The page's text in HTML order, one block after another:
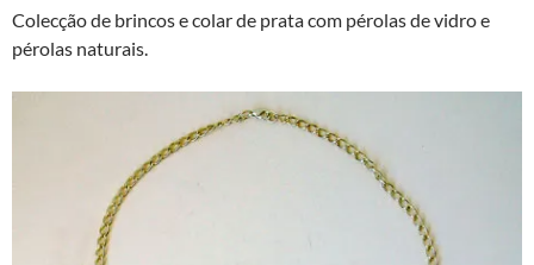
Colecção de brincos e colar de prata com pérolas de vidro e
pérolas naturais.